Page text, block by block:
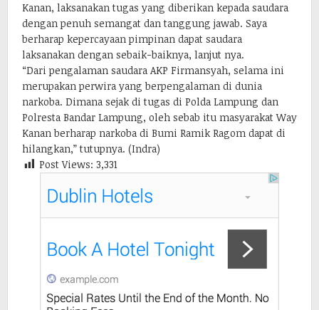
Kanan, laksanakan tugas yang diberikan kepada saudara
dengan penuh semangat dan tanggung jawab. Saya
berharap kepercayaan pimpinan dapat saudara
laksanakan dengan sebaik-baiknya, lanjut nya.
“Dari pengalaman saudara AKP Firmansyah, selama ini
merupakan perwira yang berpengalaman di dunia
narkoba. Dimana sejak di tugas di Polda Lampung dan
Polresta Bandar Lampung, oleh sebab itu masyarakat Way
Kanan berharap narkoba di Bumi Ramik Ragom dapat di
hilangkan,” tutupnya. (Indra)
Post Views: 3,331